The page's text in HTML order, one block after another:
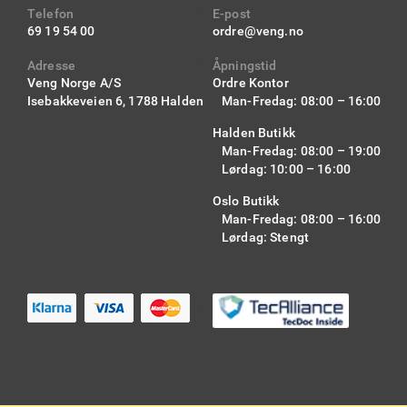
Telefon
69 19 54 00
Adresse
Veng Norge A/S
Isebakkeveien 6, 1788 Halden
E-post
ordre@veng.no
Åpningstid
Ordre Kontor
Man-Fredag: 08:00 – 16:00
Halden Butikk
Man-Fredag: 08:00 – 19:00
Lørdag: 10:00 – 16:00
Oslo Butikk
Man-Fredag: 08:00 – 16:00
Lørdag: Stengt